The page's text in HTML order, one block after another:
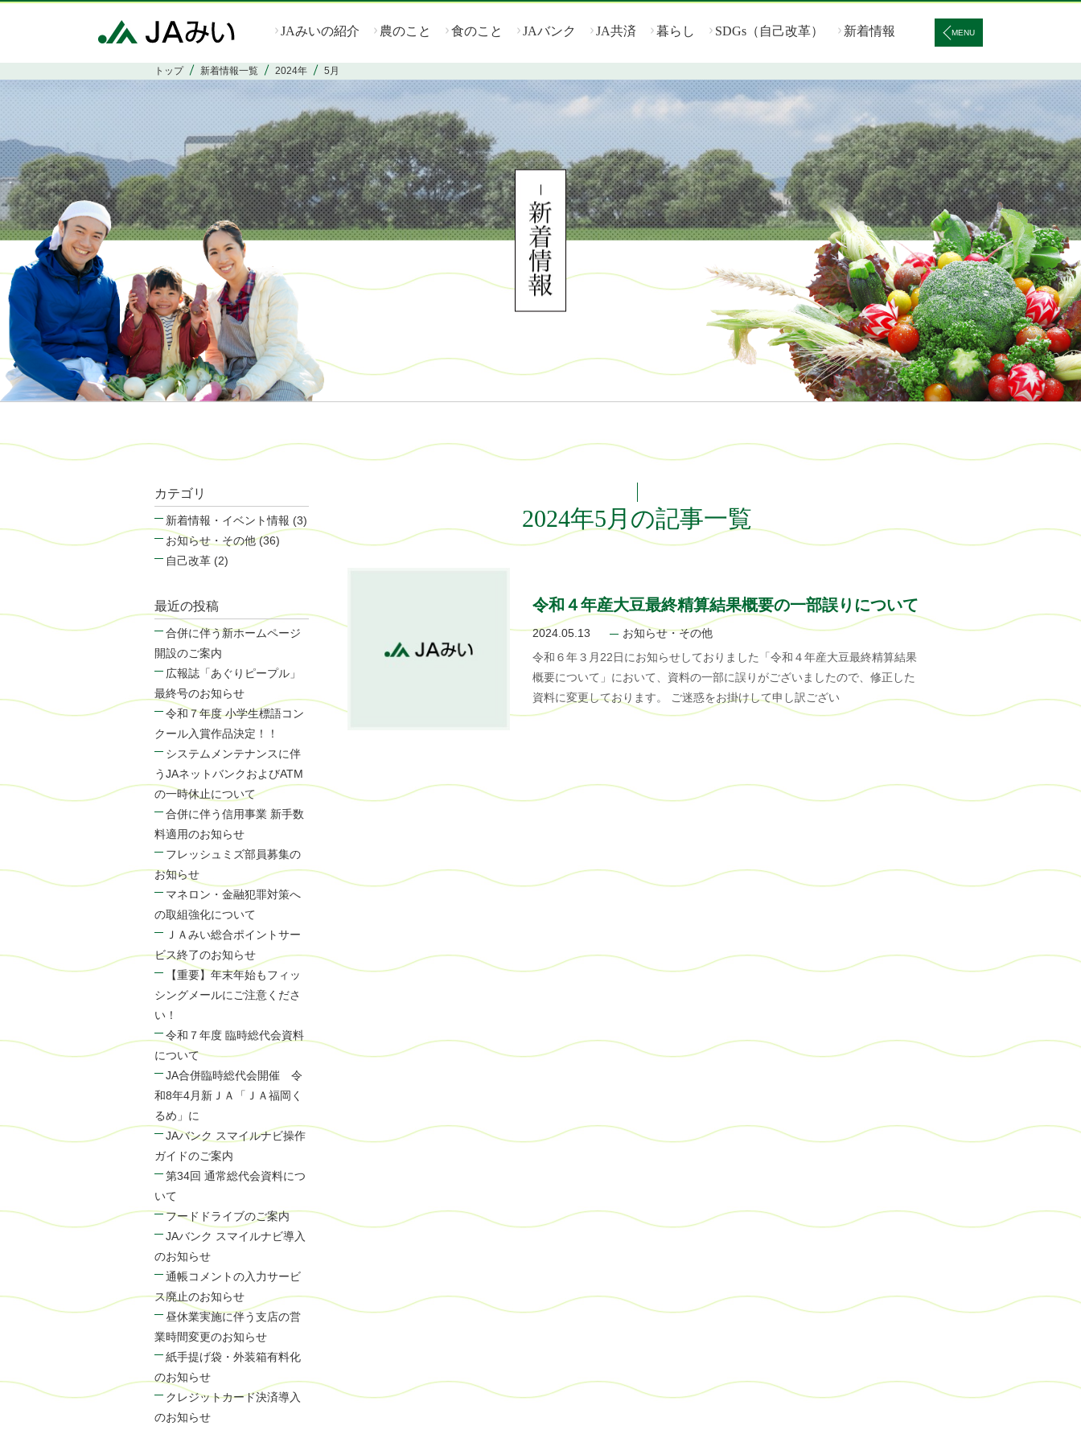
JAみいの紹介 農のこと 食のこと JAバンク JA共済 暮らし SDGs（自己改革） 新着情報 MENU
トップ 新着情報一覧 2024年 5月
2024年5月の記事一覧
令和４年産大豆最終精算結果概要の一部誤りについて
2024.05.13
お知らせ・その他
令和６年３月22日にお知らせしておりました「令和４年産大豆最終精算結果
概要について」において、資料の一部に誤りがございましたので、修正した
資料に変更しております。 ご迷惑をお掛けして申し訳ござい
カテゴリ
新着情報・イベント情報 (3)
お知らせ・その他 (36)
自己改革 (2)
最近の投稿
合併に伴う新ホームページ
開設のご案内
広報誌「あぐりピープル」
最終号のお知らせ
令和７年度 小学生標語コン
クール入賞作品決定！！
システムメンテナンスに伴
うJAネットバンクおよびATM
の一時休止について
合併に伴う信用事業 新手数
料適用のお知らせ
フレッシュミズ部員募集の
お知らせ
マネロン・金融犯罪対策へ
の取組強化について
ＪＡみい総合ポイントサー
ビス終了のお知らせ
【重要】年末年始もフィッ
シングメールにご注意くださ
い！
令和７年度 臨時総代会資料
について
JA合併臨時総代会開催 令
和8年4月新ＪＡ「ＪＡ福岡く
るめ」に
JAバンク スマイルナビ操作
ガイドのご案内
第34回 通常総代会資料につ
いて
フードドライブのご案内
JAバンク スマイルナビ導入
のお知らせ
通帳コメントの入力サービ
ス廃止のお知らせ
昼休業実施に伴う支店の営
業時間変更のお知らせ
紙手提げ袋・外装箱有料化
のお知らせ
クレジットカード決済導入
のお知らせ